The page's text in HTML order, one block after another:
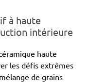
à haute
intérieure
haute
les défis extrêmes
de grains